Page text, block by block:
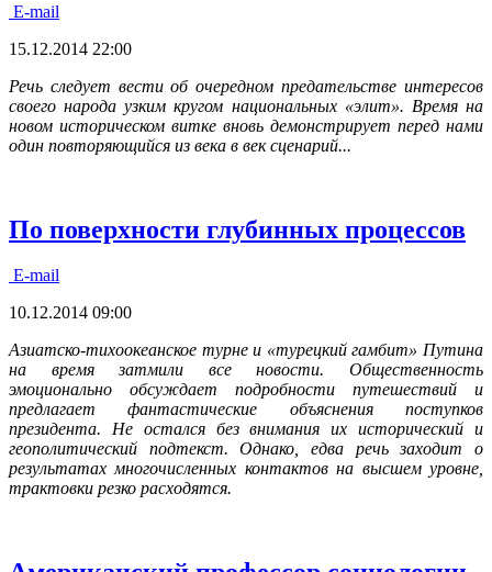
E-mail
15.12.2014 22:00
Речь следует вести об очередном предательстве интересов
своего народа узким кругом национальных «элит». Время на
новом историческом витке вновь демонстрирует перед нами
один повторяющийся из века в век сценарий...
По поверхности глубинных процессов
E-mail
10.12.2014 09:00
Азиатско-тихоокеанское турне и «турецкий гамбит» Путина
на время затмили все новости. Общественность
эмоционально обсуждает подробности путешествий и
предлагает фантастические объяснения поступков
президента. Не остался без внимания их исторический и
геополитический подтекст. Однако, едва речь заходит о
результатах многочисленных контактов на высшем уровне,
трактовки резко расходятся.